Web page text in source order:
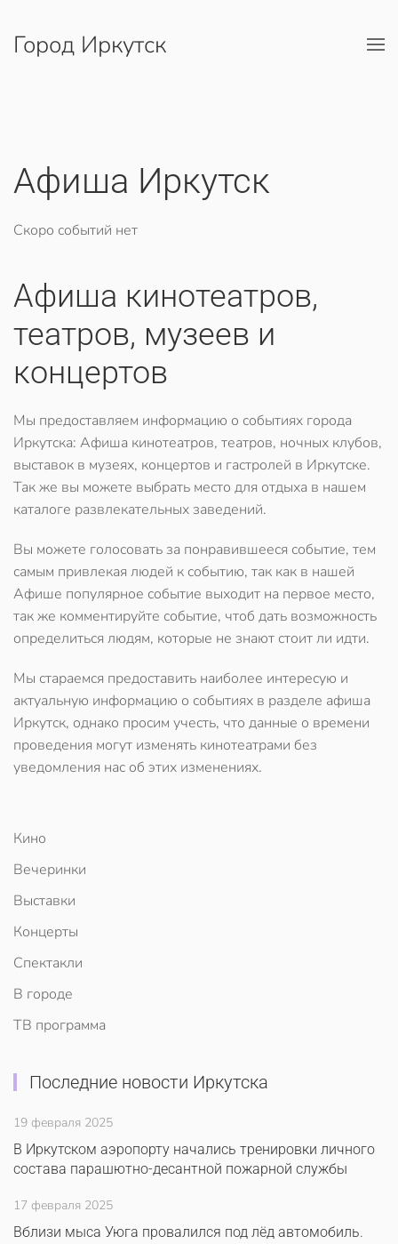
Перейти к содержимому
Город Иркутск
Афиша Иркутск
Скоро событий нет
Афиша кинотеатров,
театров, музеев и
концертов
Мы предоставляем информацию о событиях города
Иркутска: Афиша кинотеатров, театров, ночных клубов,
выставок в музеях, концертов и гастролей в Иркутске.
Так же вы можете выбрать место для отдыха в нашем
каталоге развлекательных заведений.
Вы можете голосовать за понравившееся событие, тем
самым привлекая людей к событию, так как в нашей
Афише популярное событие выходит на первое место,
так же комментируйте событие, чтоб дать возможность
определиться людям, которые не знают стоит ли идти.
Мы стараемся предоставить наиболее интересую и
актуальную информацию о событиях в разделе афиша
Иркутск, однако просим учесть, что данные о времени
проведения могут изменять кинотеатрами без
уведомления нас об этих изменениях.
Кино
Вечеринки
Выставки
Концерты
Спектакли
В городе
ТВ программа
Последние новости Иркутска
19 февраля 2025
В Иркутском аэропорту начались тренировки личного
состава парашютно-десантной пожарной службы
17 февраля 2025
Вблизи мыса Уюга провалился под лёд автомобиль.